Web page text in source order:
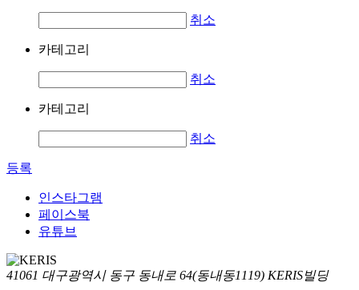
취소
카테고리
취소
카테고리
취소
등록
인스타그램
페이스북
유튜브
41061 대구광역시 동구 동내로 64(동내동1119) KERIS빌딩